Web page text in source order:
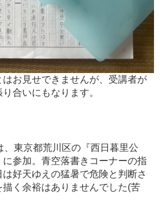
お見せできませんが、受講者が
合いにもなります。
東京都荒川区の『西日暮里公
参加。青空落書きコーナーの指
好天ゆえの猛暑で危険と判断さ
く余裕はありませんでした(苦